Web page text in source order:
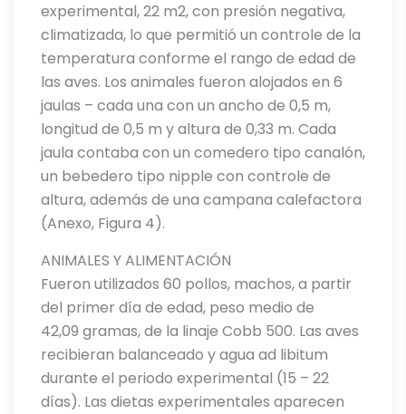
experimental, 22 m2, con presión negativa,
climatizada, lo que permitió un controle de la
temperatura conforme el rango de edad de
las aves. Los animales fueron alojados en 6
jaulas – cada una con un ancho de 0,5 m,
longitud de 0,5 m y altura de 0,33 m. Cada
jaula contaba con un comedero tipo canalón,
un bebedero tipo nipple con controle de
altura, además de una campana calefactora
(Anexo, Figura 4).
ANIMALES Y ALIMENTACIÓN
Fueron utilizados 60 pollos, machos, a partir
del primer día de edad, peso medio de
42,09 gramas, de la linaje Cobb 500. Las aves
recibieran balanceado y agua ad libitum
durante el periodo experimental (15 – 22
días). Las dietas experimentales aparecen